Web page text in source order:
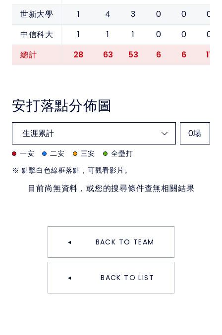
世新大學 1 4 3 0 0 0
中信科大 1 1 1 0 0 0
總計 28 63 53 6 6 11
安打落點分佈圖
0場
一安 二安 三安
全壘打
※ 點擊白色線框落點，可觀看影片。
目前尚無資料，或您的搜尋條件查無相關結果
BACK TO TEAM
BACK TO LIST